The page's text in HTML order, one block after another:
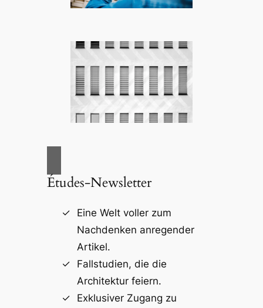
Études-Newsletter
Eine Welt voller zum
Nachdenken anregender
Artikel.
Fallstudien, die die
Architektur feiern.
Exklusiver Zugang zu